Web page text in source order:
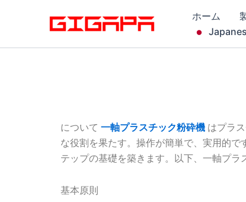
ホーム
について 一軸プラスチック粉砕機 はプラ
な役割を果たす。操作が簡単で、実用的
テップの基礎を築きます。以下、一軸プラ
基本原則